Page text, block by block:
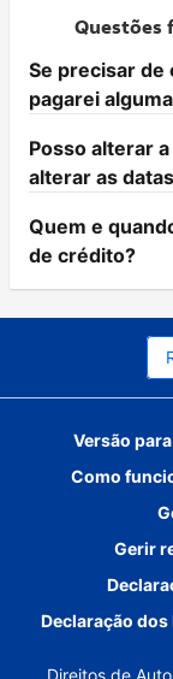
Questões
Se precisar de
pagarei
Posso alterar
alterar as datas
Quem e
de crédito?
Versão
Como
Gerir
Declaração
Direitos de